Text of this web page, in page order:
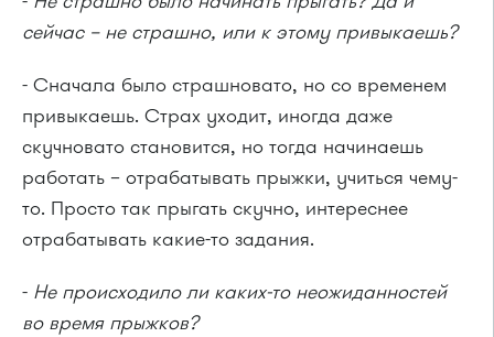
сейчас – не страшно, или к этому привыкаешь?
- Сначала было страшновато, но со временем
привыкаешь. Страх уходит, иногда даже
скучновато становится, но тогда начинаешь
работать – отрабатывать прыжки, учиться чему-
то. Просто так прыгать скучно, интереснее
отрабатывать какие-то задания.
- Не происходило ли каких-то неожиданностей
во время прыжков?